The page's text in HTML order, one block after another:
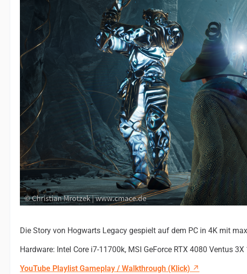
Die Story von Hogwarts Legacy gespielt auf dem PC in 4K mit
Hardware: Intel Core i7-11700k, MSI GeForce RTX 4080 Ventus 3X
YouTube Playlist Gameplay / Walkthrough (Klick)